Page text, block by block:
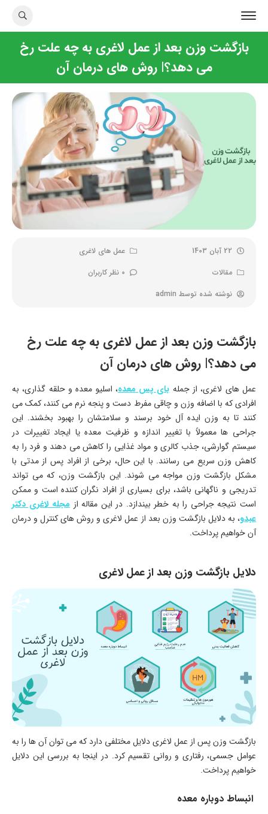
بازگشت وزن بعد از عمل لاغری به چه علت رخ
می دهد؟| روش های درمان آن
22 آبان 1403
عمل های لاغری
مقالات
0 نظر کاربران
نوشته شده توسط admin
بازگشت وزن بعد از عمل لاغری به چه علت رخ
می دهد؟| روش های درمان آن
عمل های لاغری، از جملهبای پس معده، اسلیو معده و حلقه گذاری، به
افرادی که با اضافه وزن و چاقی مفرط دست و پنجه نرم می کنند، کمک می
کنند تا به وزن ایده آل خود برسند و سلامتشان را بهبود بخشند. این
جراحی ها معمولاً با تغییر اندازه و ظرفیت معده یا ایجاد تغییرات در
سیستم گوارشی، جذب کالری و مواد غذایی را کاهش می دهند و فرد را به
کاهش وزن سریع می رسانند. با این حال، برخی از افراد پس از مدتی با
مشکل بازگشت وزن مواجه می شوند. این بازگشت وزن، که می تواند
تدریجی و ناگهانی باشد، برای بسیاری از افراد نگران کننده است و ممکن
است نتیجه جراحی را به خطر بیندازد. در این مقاله از مجله لاغری دکتر
عبدو، به دلایل بازگشت وزن بعد از عمل لاغری و روش های کنترل و درمان
آن خواهیم پرداخت.
دلایل بازگشت وزن بعد از عمل لاغری
بازگشت وزن پس از عمل لاغری دلایل مختلفی دارد که می توان آن ها را به
عوامل جسمی، رفتاری و روانی تقسیم کرد. در اینجا به بررسی این دلایل
خواهیم پرداخت.
انبساط دوباره معده